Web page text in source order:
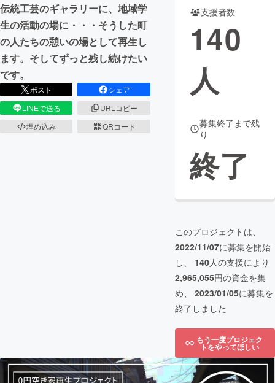
伝統工芸のギャラリーに、地域学
生の活動の場に・・・そうした町
の人たちの憩いの場として再生し
ます。そしてずっと残し続けたい
です。
ポスト
シェア
LINEで送る
URLコピー
埋め込み
QRコード
支援者数
140
人
募集終了まで残
り
終了
このプロジェクトは、
2022/11/07に募集を開始
し、 140人の支援により
2,965,055円の資金を集
め、 2023/01/05に募集を
終了しました
もう一度プロジェク
トをやってほしい